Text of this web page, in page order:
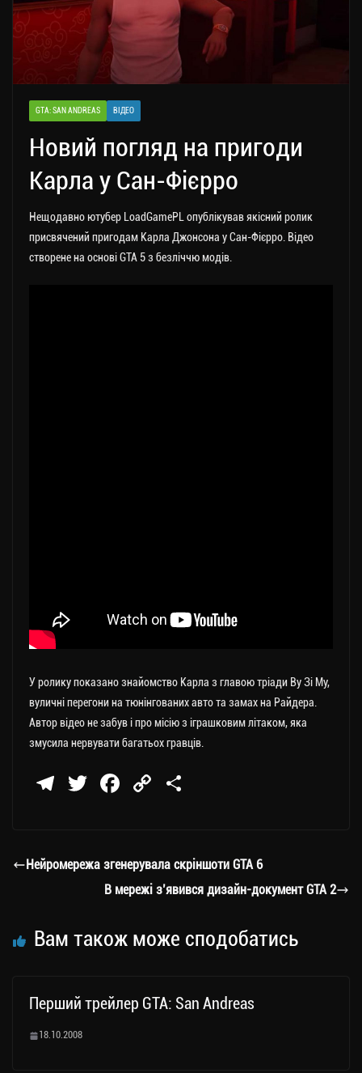
GTA: SAN ANDREAS ВІДЕО
Новий погляд на пригоди
Карла у Сан-Фієрро
Нещодавно ютубер LoadGamePL опублікував якісний ролик
присвячений пригодам Карла Джонсона у Сан-Фієрро. Відео
створене на основі GTA 5 з безліччю модів.
У ролику показано знайомство Карла з главою тріади Ву Зі Му,
вуличні перегони на тюнінгованих авто та замах на Райдера.
Автор відео не забув і про місію з іграшковим літаком, яка
змусила нервувати багатьох гравців.
Te
a
T
er
Fa
ok
C
Li
nk
ли
ти
Нейромережа згенерувала скріншоти GTA 6
В мережі з’явився дизайн-документ GTA 2
Вам також може сподобатись
Перший трейлер GTA: San Andreas
18.10.2008